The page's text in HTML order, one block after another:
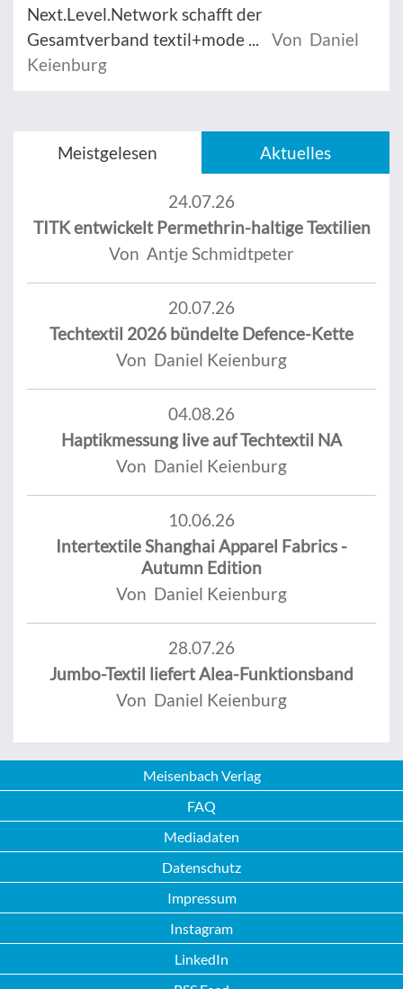
Next.Level.Network schafft der
Gesamtverband textil+mode ...
Von Daniel
Keienburg
Meistgelesen Aktuelles
24.07.26
TITK entwickelt Permethrin-haltige Textilien
Von Antje Schmidtpeter
20.07.26
Techtextil 2026 bündelte Defence-Kette
Von Daniel Keienburg
04.08.26
Haptikmessung live auf Techtextil NA
Von Daniel Keienburg
10.06.26
Intertextile Shanghai Apparel Fabrics -
Autumn Edition
Von Daniel Keienburg
28.07.26
Jumbo-Textil liefert Alea-Funktionsband
Von Daniel Keienburg
Meisenbach Verlag
FAQ
Mediadaten
Datenschutz
Impressum
Instagram
LinkedIn